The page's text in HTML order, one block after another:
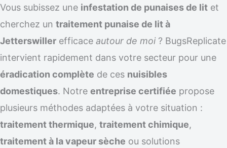
Vous subissez une infestation de punaises de lit et
cherchez un traitement punaise de lit à
Jetterswiller efficace autour de moi? BugsReplicate
intervient rapidement dans votre secteur pour une
éradication complète de ces nuisibles
domestiques. Notre entreprise certifiée propose
plusieurs méthodes adaptées à votre situation :
traitement thermique, traitement chimique,
traitement à la vapeur sèche ou solutions